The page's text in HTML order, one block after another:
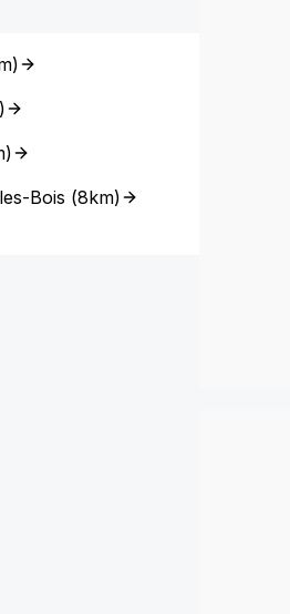
)
)
Bois (8km)